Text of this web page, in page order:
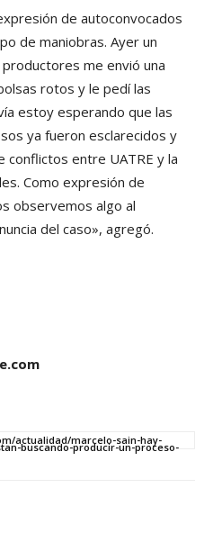
de autoconvocados
de maniobras. Ayer un
me envió una
rotos y le pedí las
estoy esperando que las
ya fueron esclarecidos y
entre UATRE y la
Como expresión de
observemos algo al
del caso», agregó.
actualidad/marcelo-sain-hay-
buscando-producir-un-proceso-